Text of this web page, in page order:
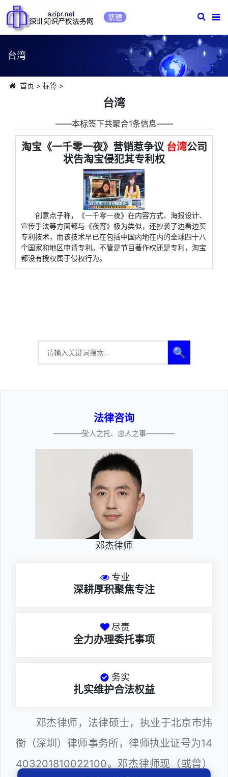
繁體
台湾
首页 > 标签>
台湾
――本标签下共聚合1条信息――
淘宝《一千零一夜》营销惹争议 台湾公司
状告淘宝侵犯其专利权
创意点子称，《一千零一夜》在内容方式、海报设计、
宣传手法等方面都与《夜宵》极为类似，还抄袭了边看边买
专利技术，而该技术早已在包括中国内地在内的全球四十八
个国家和地区申请专利。不管是节目著作权还是专利，淘宝
都没有授权属于侵权行为。
🔍
法律咨询
————受人之托、忠人之事————
邓杰律师
专业
深耕厚积聚焦专注
尽责
全力办理委托事项
务实
扎实维护合法权益
邓杰律师，法律硕士，执业于北京市炜
衡（深圳）律师事务所，律师执业证号为14
403201810022100。邓杰律师现（或曾）